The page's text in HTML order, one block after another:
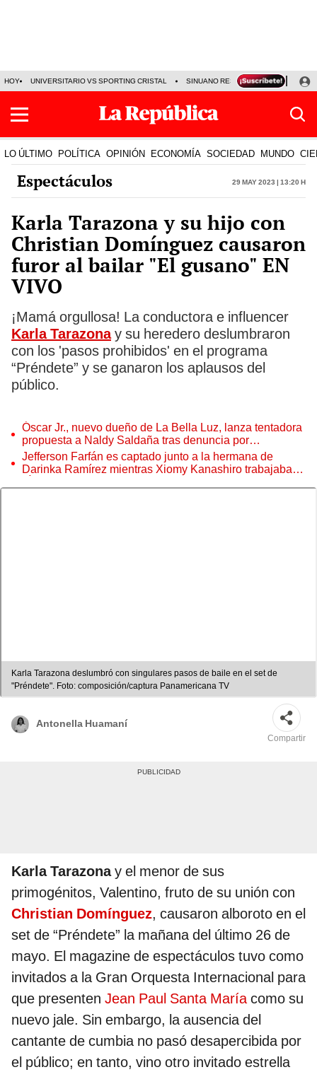
HOY UNIVERSITARIO VS SPORTING CRISTAL SINUANO RESULTADOS HOY
LO ÚLTIMO POLÍTICA OPINIÓN ECONOMÍA SOCIEDAD MUNDO
Espectáculos 29 May 2023 | 13:20 h
Karla Tarazona y su hijo con
Christian Domínguez causaron
furor al bailar "El gusano" EN
VIVO
¡Mamá orgullosa! La conductora e influencer
Karla Tarazonay su heredero deslumbraron
con los 'pasos prohibidos' en el programa
“Préndete” y se ganaron los aplausos del
público.
Óscar Jr., nuevo dueño de La Bella Luz, lanza tentadora
propuesta a Naldy Saldaña tras denuncia por
tocamientos
Jefferson Farfán es captado junto a la hermana de
Darinka Ramírez mientras Xiomy Kanashiro trabajaba:
Karla Tarazona deslumbró con singulares pasos de baile en el set de
"Préndete". Foto: composición/captura Panamericana TV
Antonella Huamaní
Compartir
Karla Tarazonay el menor de sus
primogénitos, Valentino, fruto de su unión con
Christian Domínguez, causaron alboroto en el
set de “Préndete” la mañana del último 26 de
mayo. El magazine de espectáculos tuvo como
invitados a la Gran Orquesta Internacional para
que presenten Jean Paul Santa Maríacomo su
nuevo jale. Sin embargo, la ausencia del
cantante de cumbia no pasó desapercibida por
el público; en tanto, vino otro invitado estrella